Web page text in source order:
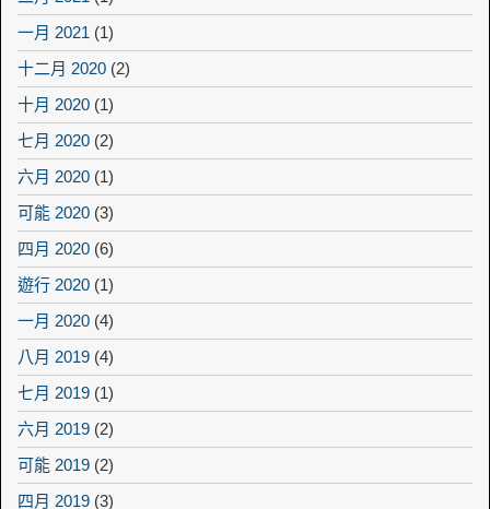
一月 2021 (1)
十二月 2020 (2)
十月 2020 (1)
七月 2020 (2)
六月 2020 (1)
可能 2020 (3)
四月 2020 (6)
遊行 2020 (1)
一月 2020 (4)
八月 2019 (4)
七月 2019 (1)
六月 2019 (2)
可能 2019 (2)
四月 2019 (3)